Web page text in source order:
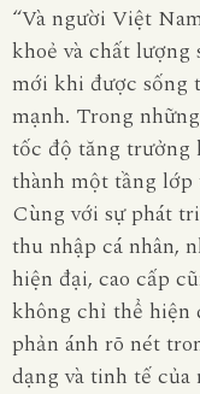
“Và người Việt
khoẻ và chất lượng
mới khi được sống
mạnh. Trong
tốc độ tăng trưởng
thành một tầng
Cùng với sự phát
thu nhập cá nhân,
hiện đại, cao cấp
không chỉ thể hiện
phản ánh rõ nét
dạng và tinh tế